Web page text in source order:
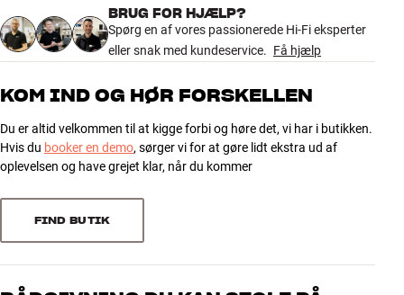
Det her er løsningen til dig, der gerne vil have rigtig hi-fi surround i
stuen uden at gå på kompromis med indretningen. Kom ind i HiFi
soundbar-løsning.
Læs mere om de enkelte produkter på vores produktsider.
498 anmeldelser
3 15
2
Sorter efter
BRUG FOR HJÆLP?
Spørg en af vores passionerede Hi-Fi eksperter
eller snak med kundeservice. Få hjælp
KOM IND OG HØR FORSKELLEN
Du er altid velkommen til at kigge forbi og høre det, vi har i butikken.
Hvis du booker en demo, sørger vi for at gøre lidt ekstra ud af
oplevelsen og have grejet klar, når du kommer
FIND BUTIK